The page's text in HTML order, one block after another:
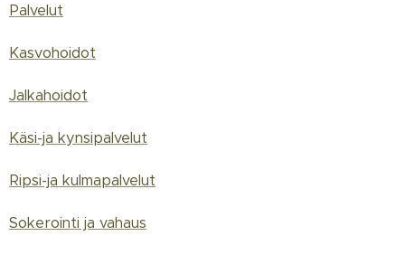
Palvelut
Kasvohoidot
Jalkahoidot
Käsi-ja kynsipalvelut
Ripsi-ja kulmapalvelut
Sokerointi ja vahaus